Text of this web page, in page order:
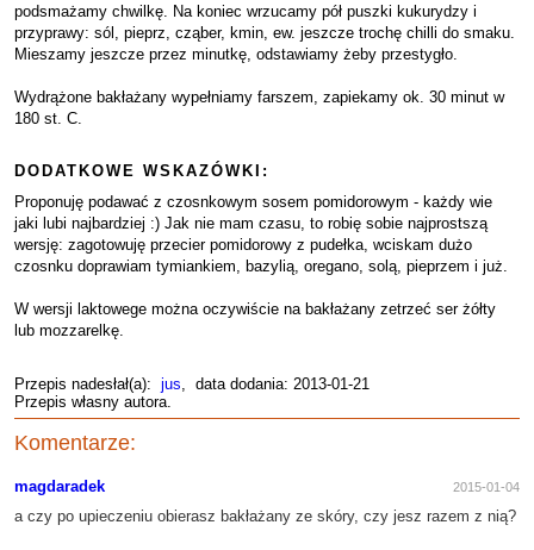
podsmażamy chwilkę. Na koniec wrzucamy pół puszki kukurydzy i
przyprawy: sól, pieprz, cząber, kmin, ew. jeszcze trochę chilli do smaku.
Mieszamy jeszcze przez minutkę, odstawiamy żeby przestygło.
Wydrążone bakłażany wypełniamy farszem, zapiekamy ok. 30 minut w
180 st. C.
DODATKOWE WSKAZÓWKI:
Proponuję podawać z czosnkowym sosem pomidorowym - każdy wie
jaki lubi najbardziej :) Jak nie mam czasu, to robię sobie najprostszą
wersję: zagotowuję przecier pomidorowy z pudełka, wciskam dużo
czosnku doprawiam tymiankiem, bazylią, oregano, solą, pieprzem i już.
W wersji laktowege można oczywiście na bakłażany zetrzeć ser żółty
lub mozzarelkę.
Przepis nadesłał(a): jus, data dodania: 2013-01-21
Przepis własny autora.
Komentarze:
magdaradek 2015-01-04
a czy po upieczeniu obierasz bakłażany ze skóry, czy jesz razem z nią?